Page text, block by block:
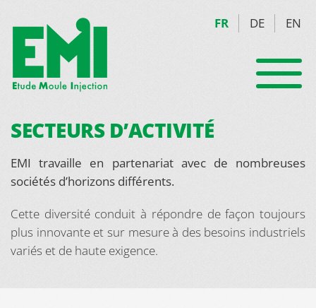
FR DE EN
SECTEURS D’ACTIVITÉ
EMI travaille en partenariat avec de nombreuses
sociétés d’horizons différents.
Cette diversité conduit à répondre de façon toujours
plus innovante et sur mesure à des besoins industriels
variés et de haute exigence.